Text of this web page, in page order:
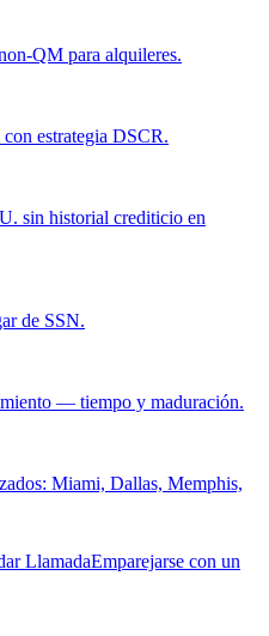
QM para alquileres.
estrategia DSCR.
sin historial crediticio en
de SSN.
— tiempo y maduración.
Miami, Dallas, Memphis,
LlamadaEmparejarse con un